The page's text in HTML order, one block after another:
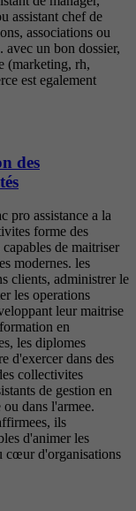
assistant chef de
associations ou
avec un bon dossier,
(marketing, rh,
est egalement
des
pro assistance a la
forme des
de maitriser
modernes. les
clients, administrer le
les operations
leur maitrise
en
les diplomes
d'exercer dans des
collectivites
de gestion en
dans l'armee.
ils
d'animer les
cœur d'organisations